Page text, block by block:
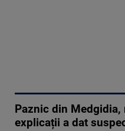
Paznic din
explicații a dat